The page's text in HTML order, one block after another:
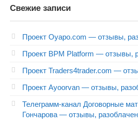
Свежие записи
Проект Oyapo.com — отзывы,
Проект BPM Platform — отзывы,
Проект Traders4trader.com —
Проект Ayoorvan — отзывы,
Телеграмм-канал Договорные
Гончарова — отзывы,